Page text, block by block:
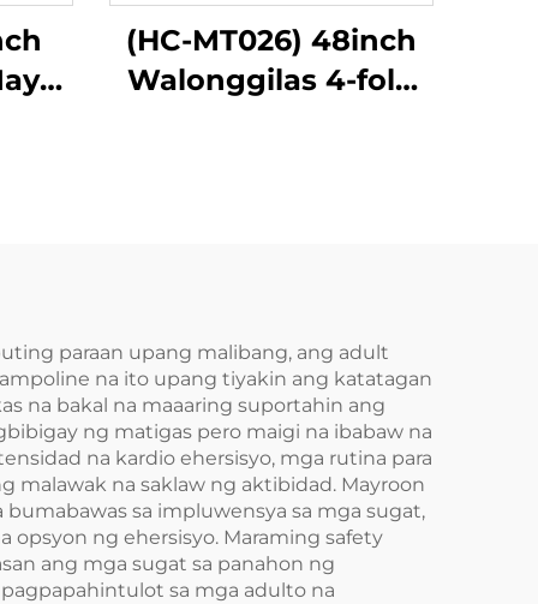
(HC-MT026) 48inch
Walonggilas 4-fold
paraan upang malibang, ang adult
na ito upang tiyakin ang katatagan
na bakal na maaaring suportahin ang
ng matigas pero maigi na ibabaw na
na kardio ehersisyo, mga rutina para
malawak na saklaw ng aktibidad. Mayroon
sa impluwensya sa mga sugat,
ng ehersisyo. Maraming safety
ang mga sugat sa panahon ng
sa mga adulto na